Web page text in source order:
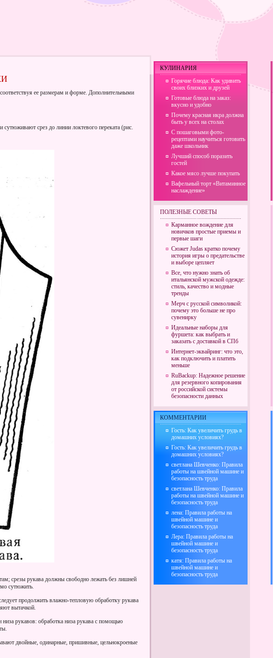
ее размерам и форме. Дополнительными
сутюживают срез до линии локтевого переката (рис.
срезы рукава должны свободно лежать без лишней
сутюжить.
продолжить влажно-тепловую обработку рукава
вытачкой.
рукавов: обработка низа рукава с помощью
двойные, одинарные, пришивные, цельнокроеные
КУЛИНАРИЯ
Горячие блюда: Как удивить
своих близких и друзей
Готовые блюда на заказ:
вкусно и удобно
Почему красная икра должна
быть у всех на столах
С пошаговыми фото-
рецептами научиться готовить
даже школьник
Лучший способ поразить
гостей
Какое мясо лучше покупать
Вафельный торт «Витаминное
наслаждение»
ПОЛЕЗНЫЕ СОВЕТЫ
Карманное вождение для
новичков простые приемы и
первые шаги
Сюжет Judas кратко почему
история игры о предательстве
и выборе цепляет
Все, что нужно знать об
итальянской мужской одежде:
стиль, качество и модные
тренды
Мерч с русской символикой:
почему это больше не про
сувенирку
Идеальные наборы для
фуршета: как выбрать и
заказать с доставкой в СПб
Интернет-эквайринг: что это,
как подключить и платить
меньше
RuBackup: Надежное решение
для резервного копирования
от российской системы
безопасности данных
КОММЕНТАРИИ
Гость: Как увеличить грудь в
домашних условиях?
Гость: Как увеличить грудь в
домашних условиях?
светлана Шевченко: Правила
работы на швейной машине и
безопасность труда
светлана Шевченко: Правила
работы на швейной машине и
безопасность труда
лена: Правила работы на
швейной машине и
безопасность труда
Лера: Правила работы на
швейной машине и
безопасность труда
катя: Правила работы на
швейной машине и
безопасность труда